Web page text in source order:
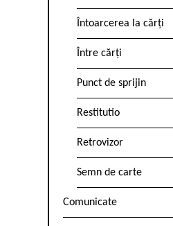
Întoarcerea la cărți
Între cărți
Punct de sprijin
Restitutio
Retrovizor
Semn de carte
Comunicate